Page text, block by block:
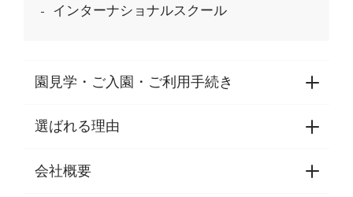
インターナショナルスクール
園見学・ご入園・ご利用手続き
園見学・ご入園・ご利用手続き
東京都認証保育所空き状況
選ばれる理由
選ばれる理由一覧
会社概要